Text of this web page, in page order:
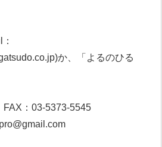
か、「よるのひる
：03-5373-5545